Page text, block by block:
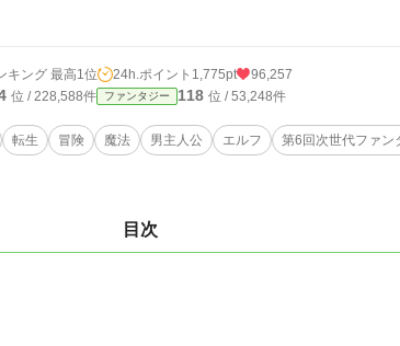
キング 最高1位 24h.ポイント 1,775pt 96,257
位 / 228,588件 ファンタジー 118 位 / 53,248件
転生 冒険 魔法 男主人公 エルフ 第6回次世代ファン
目次